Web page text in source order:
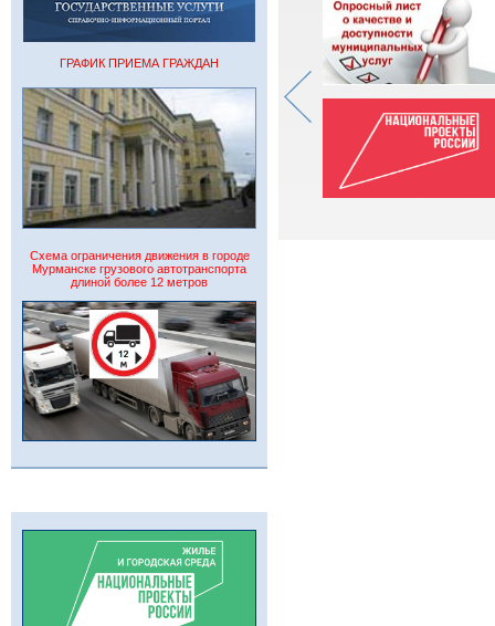
ГРАФИК ПРИЕМА ГРАЖДАН
Схема ограничения движения в городе
Мурманске грузового автотранспорта
длиной более 12 метров